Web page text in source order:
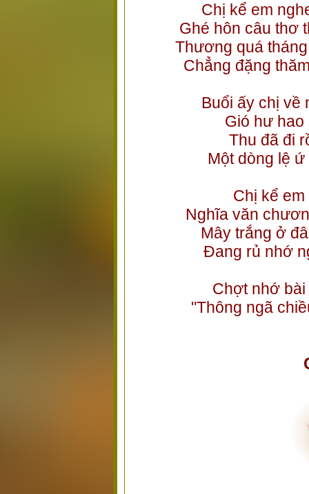
Chị kể em
Ghé hôn câu thơ
Thương quá
Chẳng đặng
Buổi ấy chị về
Gió hư hao
Thu đã đi
Một dòng lệ
Chị kể
Nghĩa văn
Mây trắng ở
Đang rủ nhớ
Chợt nhớ
"Thông ngã